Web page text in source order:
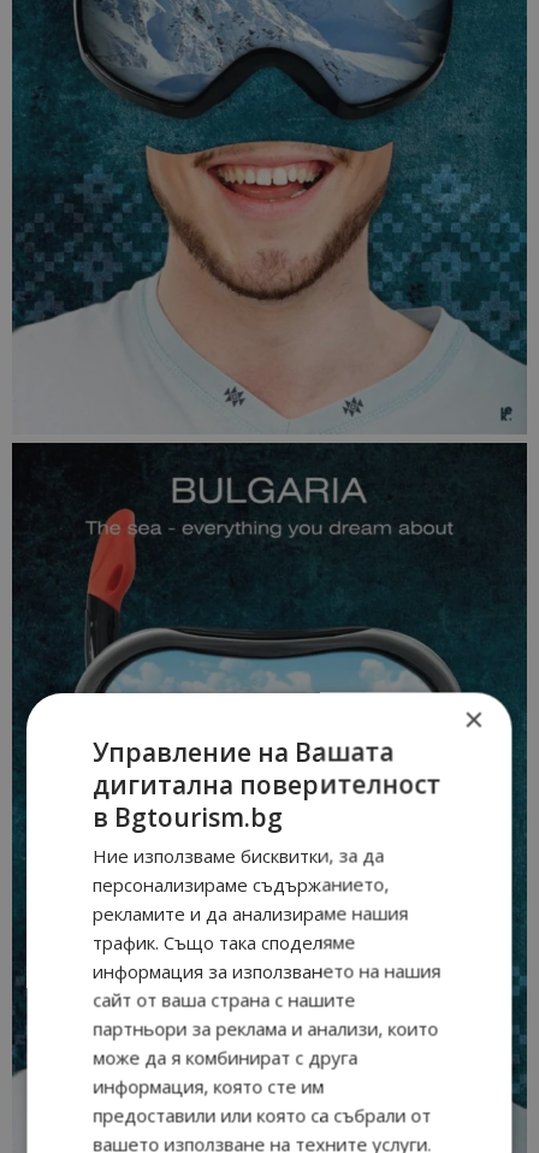
×
Управление на Вашата
дигитална поверителност
в Bgtourism.bg
Ние използваме бисквитки, за да
персонализираме съдържанието,
рекламите и да анализираме нашия
трафик. Също така споделяме
информация за използването на нашия
сайт от ваша страна с нашите
партньори за реклама и анализи, които
може да я комбинират с друга
информация, която сте им
предоставили или която са събрали от
вашето използване на техните услуги.